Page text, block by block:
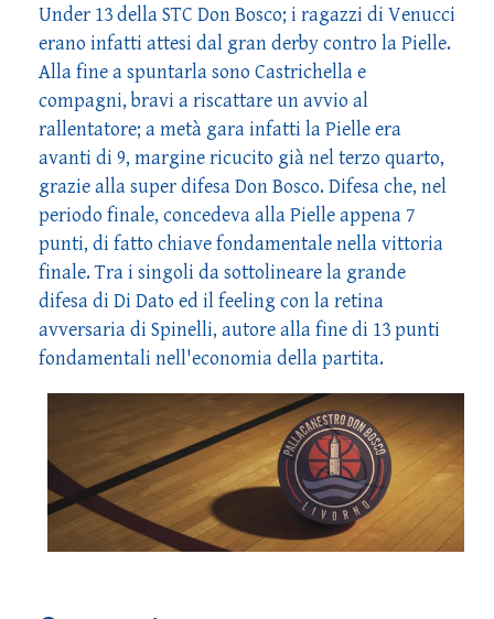
Under 13 della STC Don Bosco; i ragazzi di Venucci
erano infatti attesi dal gran derby contro la Pielle.
Alla fine a spuntarla sono Castrichella e
compagni, bravi a riscattare un avvio al
rallentatore; a metà gara infatti la Pielle era
avanti di 9, margine ricucito già nel terzo quarto,
grazie alla super difesa Don Bosco. Difesa che, nel
periodo finale, concedeva alla Pielle appena 7
punti, di fatto chiave fondamentale nella vittoria
finale. Tra i singoli da sottolineare la grande
difesa di Di Dato ed il feeling con la retina
avversaria di Spinelli, autore alla fine di 13 punti
fondamentali nell'economia della partita.